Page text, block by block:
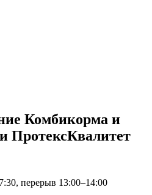
Комбикорма и
ПротексКвалитет
перерыв 13:00–14:00